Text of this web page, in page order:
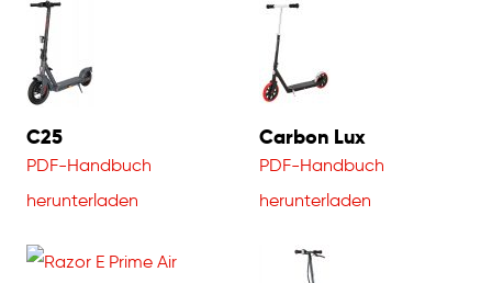
C25
PDF-Handbuch
herunterladen
Carbon Lux
PDF-Handbuch
herunterladen